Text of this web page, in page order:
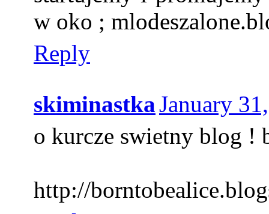
w oko ;
Reply
skiminastkaJanuary
o kurcze swietny blog !
http://